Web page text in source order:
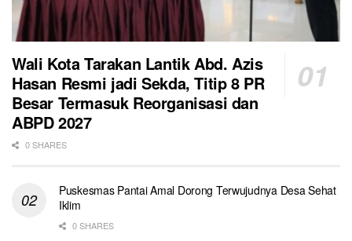
Wali Kota Tarakan Lantik Abd. Azis
Hasan Resmi jadi Sekda, Titip 8 PR
Besar Termasuk Reorganisasi dan
ABPD 2027
0 SHARES
Puskesmas Pantai Amal Dorong Terwujudnya Desa Sehat
Iklim
0 SHARES